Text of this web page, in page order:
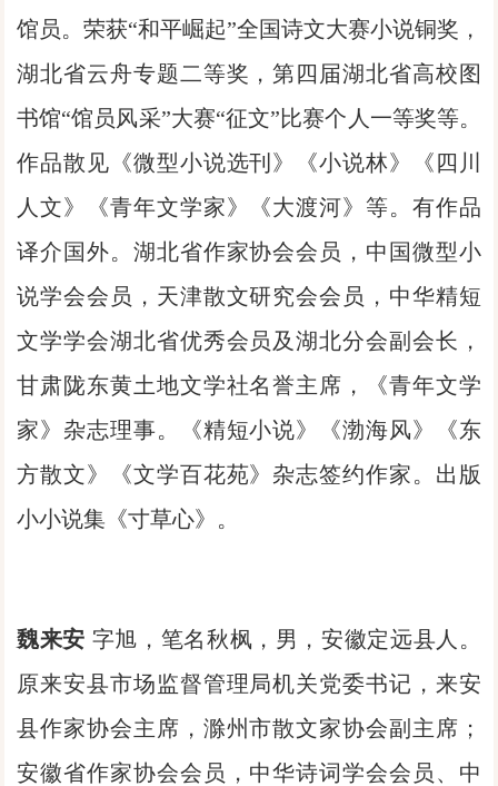
馆员。荣获“和平崛起”全国诗文大赛小说铜奖，
湖北省云舟专题二等奖，第四届湖北省高校图
书馆“馆员风采”大赛“征文”比赛个人一等奖等。
作品散见《微型小说选刊》《小说林》《四川
人文》《青年文学家》《大渡河》等。有作品
译介国外。湖北省作家协会会员，中国微型小
说学会会员，天津散文研究会会员，中华精短
文学学会湖北省优秀会员及湖北分会副会长，
甘肃陇东黄土地文学社名誉主席，《青年文学
家》杂志理事。《精短小说》《渤海风》《东
方散文》《文学百花苑》杂志签约作家。出版
小小说集《寸草心》。
魏来安 字旭，笔名秋枫，男，安徽定远县人。
原来安县市场监督管理局机关党委书记，来安
县作家协会主席，滁州市散文家协会副主席；
安徽省作家协会会员，中华诗词学会会员、中